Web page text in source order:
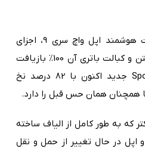
تمام قاب آلومینیومی ساعت هوشمند اپل واچ سری 9، اجزای
داخلی مس، طلا، قلع و تنگستن و کبالت باتری آن 100٪ بازیافت
شده هستند. بند Sport Loop جدید اکنون با 82 درصد نخ
همچنان همان حس قبل را دارد.
که به طور کامل از الیاف ساخته
در حال تغییر از حمل و نقل